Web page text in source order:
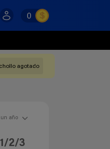
0
agotado
año
2/3